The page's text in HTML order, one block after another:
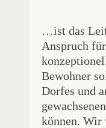
…ist das
Anspruch
Bewohner
Dorfes und
können. Wir